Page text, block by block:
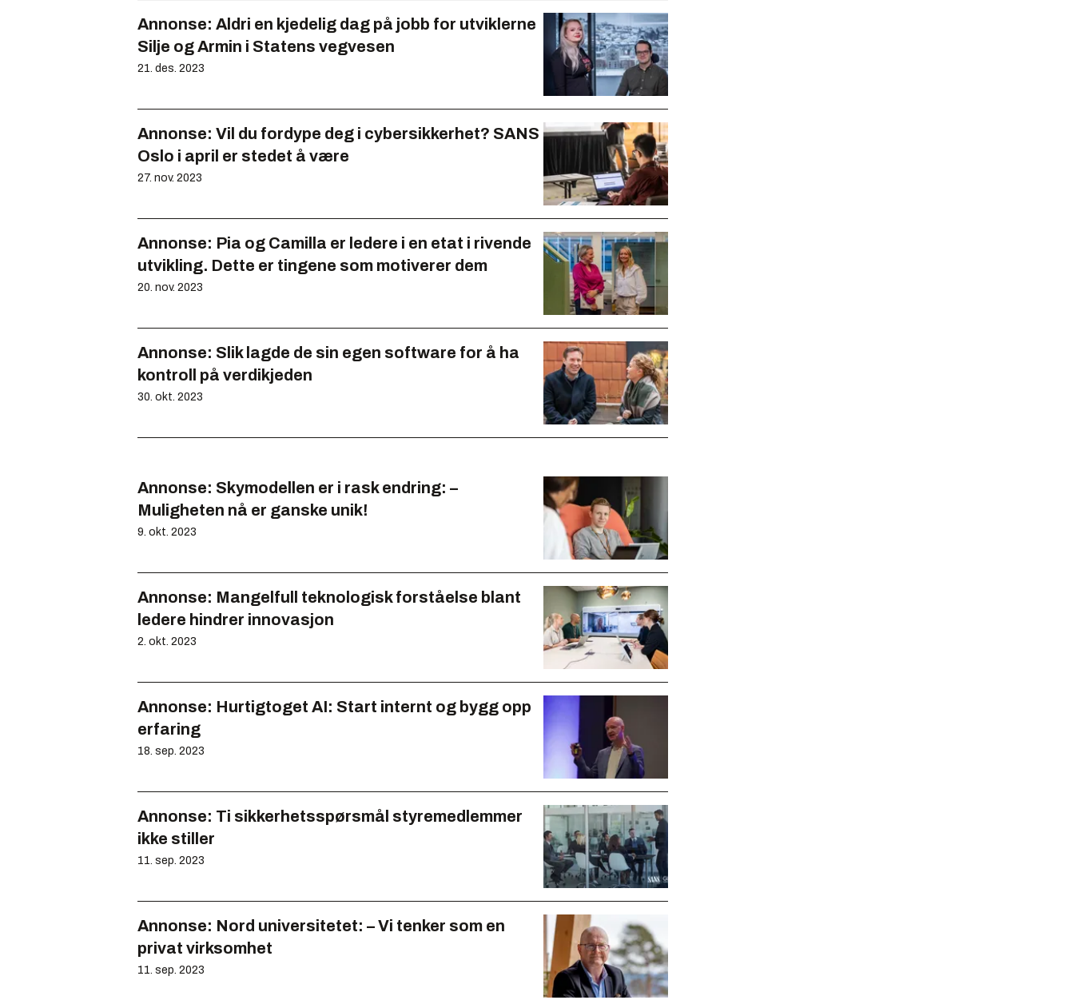
Annonse: Aldri en kjedelig dag på jobb for utviklerne
Silje og Armin i Statens vegvesen
21. des. 2023
Annonse: Vil du fordype deg i cybersikkerhet? SANS
Oslo i april er stedet å være
27. nov. 2023
Annonse: Pia og Camilla er ledere i en etat i rivende
utvikling. Dette er tingene som motiverer dem
20. nov. 2023
Annonse: Slik lagde de sin egen software for å ha
kontroll på verdikjeden
30. okt. 2023
Annonse: Skymodellen er i rask endring: –
Muligheten nå er ganske unik!
9. okt. 2023
Annonse: Mangelfull teknologisk forståelse blant
ledere hindrer innovasjon
2. okt. 2023
Annonse: Hurtigtoget AI: Start internt og bygg opp
erfaring
18. sep. 2023
Annonse: Ti sikkerhetsspørsmål styremedlemmer
ikke stiller
11. sep. 2023
Annonse: Nord universitetet: – Vi tenker som en
privat virksomhet
11. sep. 2023